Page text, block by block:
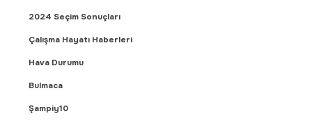
2024 Seçim Sonuçları
Çalışma Hayatı Haberleri
Hava Durumu
Bulmaca
Şampiy10